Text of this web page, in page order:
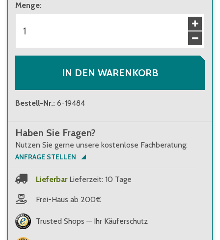
Menge:
IN DEN WARENKORB
Bestell-Nr.: 6-19484
Haben Sie Fragen?
Nutzen Sie gerne unsere kostenlose Fachberatung:
ANFRAGE STELLEN
Lieferbar Lieferzeit: 10 Tage
Frei-Haus ab 200€
Trusted Shops — Ihr Käuferschutz